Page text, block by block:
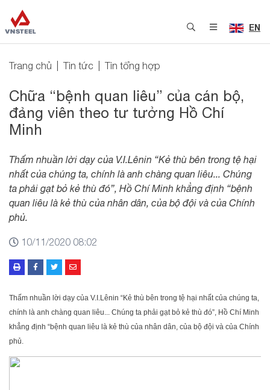
EN
Trang chủ Tin tức Tin tổng hợp
Chữa “bệnh quan liêu” của cán bộ,
đảng viên theo tư tưởng Hồ Chí
Minh
Thấm nhuần lời dạy của V.I.Lênin “Kẻ thù bên trong tệ hại
nhất của chúng ta, chính là anh chàng quan liêu... Chúng
ta phải gạt bỏ kẻ thù đó”, Hồ Chí Minh khẳng định “bệnh
quan liêu là kẻ thù của nhân dân, của bộ đội và của Chính
phủ.
10/11/2020 08:02
Thấm nhuần lời dạy của V.I.Lênin “Kẻ thù bên trong tệ hại nhất của chúng ta,
chính là anh chàng quan liêu... Chúng ta phải gạt bỏ kẻ thù đó”, Hồ Chí Minh
khẳng định “bệnh quan liêu là kẻ thù của nhân dân, của bộ đội và của Chính
phủ.